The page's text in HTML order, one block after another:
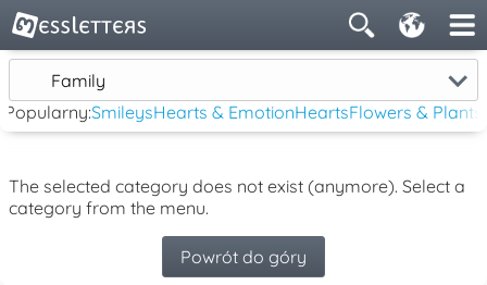
Family
Popularny:SmileysHearts & EmotionHeartsFlowers & Plants
The selected category does not exist (anymore). Select a
category from the menu.
Powrót do góry